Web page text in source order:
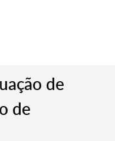
de
de